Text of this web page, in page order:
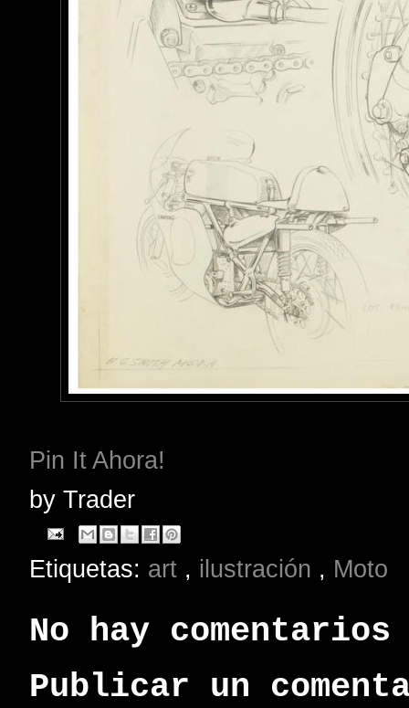
Pin It Ahora!
by Trader
Etiquetas: art , ilustración , Moto
No hay
Publicar un